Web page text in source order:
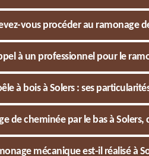
vous procéder au ramonage
à un professionnel pour le
à bois à Solers : ses
de cheminée par le bas à Solers,
mécanique est-il réalisé à